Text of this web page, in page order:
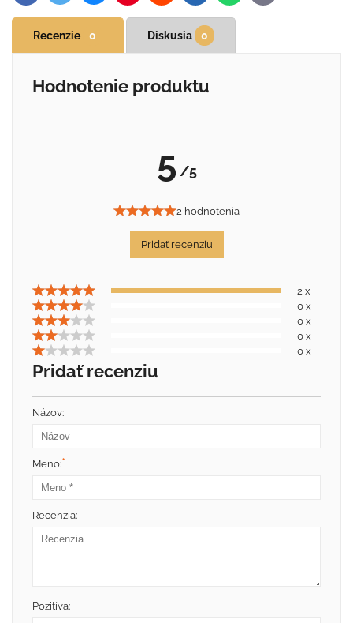
mail
Recenzie 0 Diskusia 0
Hodnotenie produktu
5 /5
2 hodnotenia
Pridať recenziu
2 x
0 x
0 x
0 x
0 x
Pridať recenziu
Názov:
Meno:*
Recenzia:
Pozitíva: